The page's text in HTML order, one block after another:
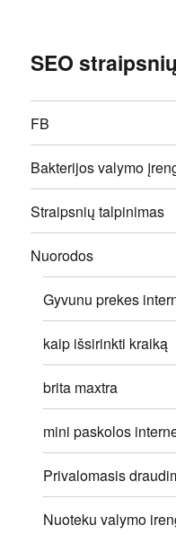
SEO
FB
Bakterijos valymo
Straipsnių talpinimas
Nuorodos
Gyvunu prekes
kaip išsirinkti kraiką
brita maxtra
mini paskolos
Privalomasis
Nuoteku valymo